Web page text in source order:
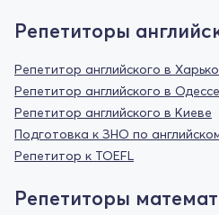
Репетиторы
Репетитор английского в
Репетитор английского в Одессе
Репетитор английского в Киеве
Подготовка к ЗНО по
Репетитор к TOEFL
Репетиторы